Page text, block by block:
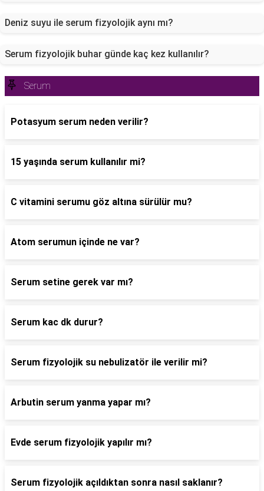
Deniz suyu ile serum fizyolojik aynı mı?
Serum fizyolojik buhar günde kaç kez kullanılır?
Serum
Potasyum serum neden verilir?
15 yaşında serum kullanılır mi?
C vitamini serumu göz altına sürülür mu?
Atom serumun içinde ne var?
Serum setine gerek var mı?
Serum kac dk durur?
Serum fizyolojik su nebulizatör ile verilir mi?
Arbutin serum yanma yapar mı?
Evde serum fizyolojik yapılır mı?
Serum fizyolojik açıldıktan sonra nasıl saklanır?